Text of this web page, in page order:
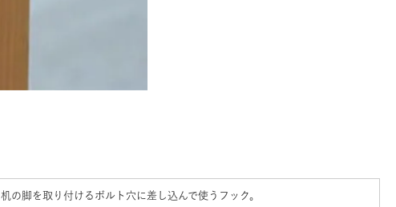
机の脚を取り付けるボルト穴に差し込んで使うフック。